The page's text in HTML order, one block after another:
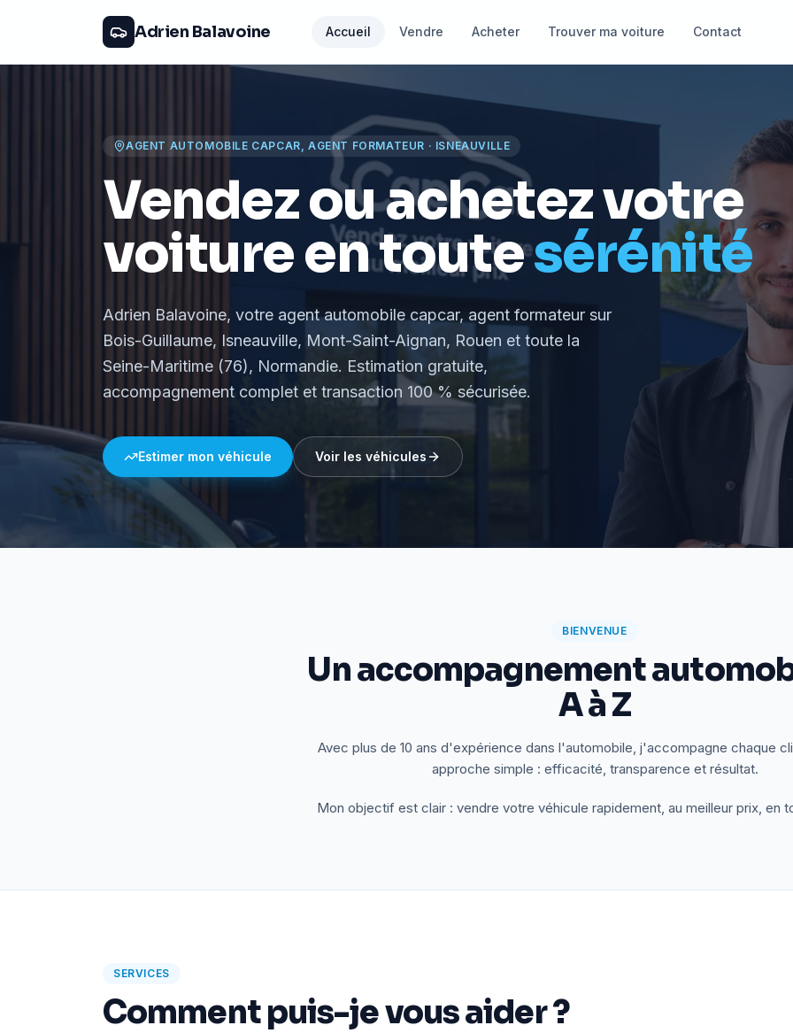
Adrien Balavoine Accueil Vendre Acheter Trouver ma voiture Contact
AGENT AUTOMOBILE CAPCAR, AGENT FORMATEUR · ISNEAUVILLE
Vendez ou achetez votre
voiture en toutesérénité
Adrien Balavoine, votre agent automobile capcar, agent formateur sur
Bois-Guillaume, Isneauville, Mont-Saint-Aignan, Rouen et toute la
Seine-Maritime (76), Normandie. Estimation gratuite,
accompagnement complet et transaction 100 % sécurisée.
Estimer mon véhicule Voir les véhicules
BIENVENUE
Un accompagnement
A à Z
Avec plus de 10 ans d'expérience dans l'automobile, j'accompagne chaque
approche simple : efficacité, transparence et résultat.
Mon objectif est clair : vendre votre véhicule rapidement, au meilleur prix, en
SERVICES
Comment puis-je vous aider ?